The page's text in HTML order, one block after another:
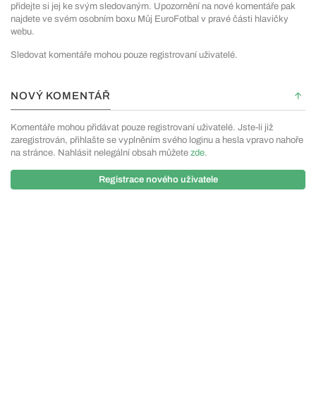
přidejte si jej ke svým sledovaným. Upozornění na nové komentáře pak
najdete ve svém osobním boxu Můj EuroFotbal v pravé části hlavičky
webu.
Sledovat komentáře mohou pouze registrovaní uživatelé.
NOVÝ KOMENTÁŘ
Komentáře mohou přidávat pouze registrovaní uživatelé. Jste-li již
zaregistrován, přihlašte se vyplněním svého loginu a hesla vpravo nahoře
na stránce. Nahlásit nelegální obsah můžete zde.
Registrace nového uživatele